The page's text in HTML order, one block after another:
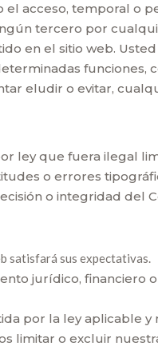
acceso, temporal o
tercero por
en el sitio web.
funciones,
eludir o evitar,
ley que fuera ilegal
o errores
o integridad del
satisfará sus expectativas.
jurídico, financiero
por la ley aplicable
limitar o excluir